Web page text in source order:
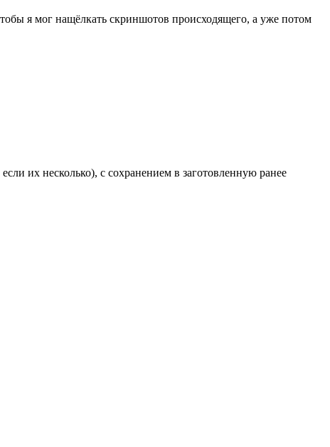
я мог нащёлкать скриншотов происходящего, а уже потом
их несколько), с сохранением в заготовленную ранее